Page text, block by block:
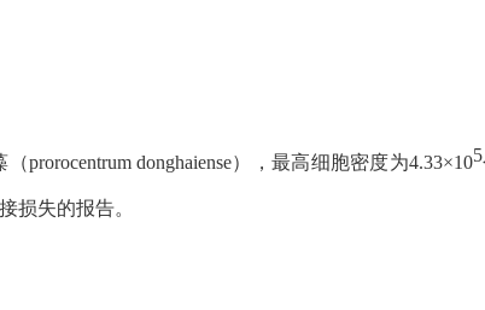
donghaiense），最高细胞密度为4.33×105
损失的报告。